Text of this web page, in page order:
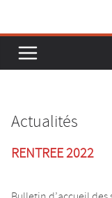
contenu
Actualités
RENTREE 2022